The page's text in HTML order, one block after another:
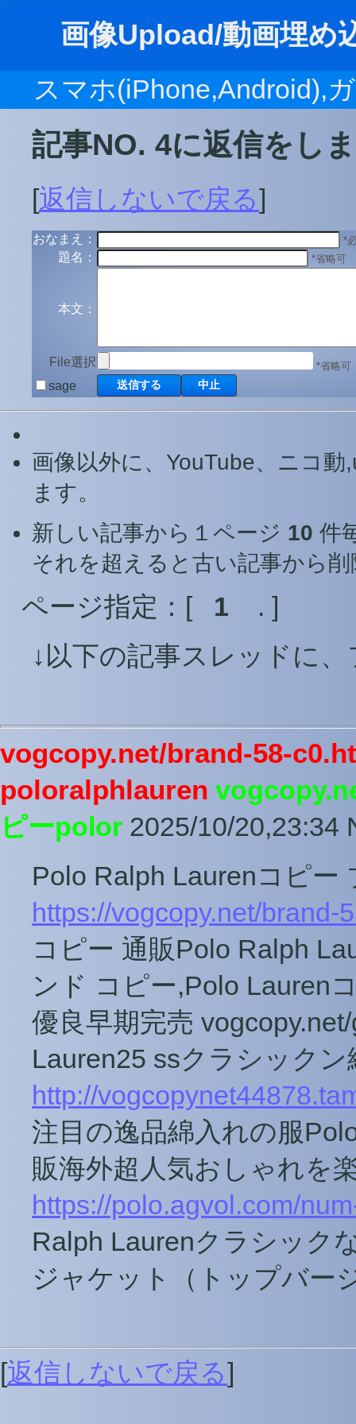
画像Upload/動画埋め
スマホ(iPhone,Android),
記事NO. 4に返信をし
[返信しないで戻る]
おなまえ： *
題名： *省略可
本文：
File選択 *省略可
sage
画像以外に、YouTube、ニコ
ます。
新しい記事から１ページ 10 件
それを超えると古い記事から
ページ指定：[ 1 . ]
↓以下の記事スレッドに
vogcopy.net/brand-58-
poloralphlauren
ピーpolor 2025/10/20,23:34
Polo Ralph Laurenコピー
https://vogcopy.net/brand-
コピー 通販Polo Ralph
ンド コピー,Polo Lauren
優良早期完売
Lauren25 ssクラシック
http://
注目の逸品綿入れの服
販海外超人気おしゃれを
https://polo.agvol.com/
Ralph Laurenクラシック
ジャケット（トップバー
[返信しないで戻る]